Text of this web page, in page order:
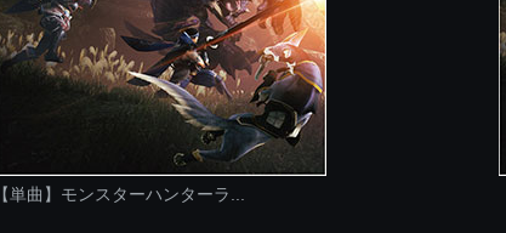
【単曲】モンスターハンターラ...